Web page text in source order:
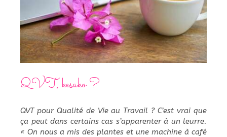
QVT, kesako ?
QVT pour Qualité de Vie au Travail ? C’est vrai que
ça peut dans certains cas s’apparenter à un leurre.
« On nous a mis des plantes et une machine à café